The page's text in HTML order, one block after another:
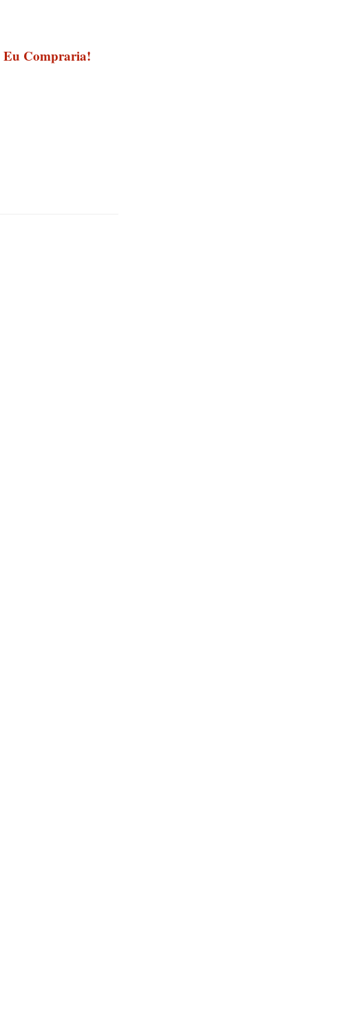
Eu Compraria!